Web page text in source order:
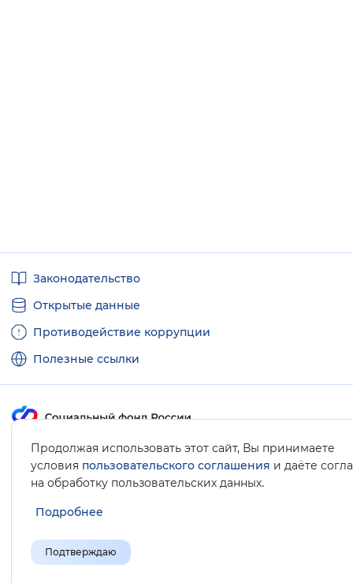
Продолжая использовать этот сайт, Вы принимаете
условия пользовательского соглашения и даёте
на обработку пользовательских данных.
Подробнее
Подтверждаю
ссылкиЗаконодательство
Открытые данные
Противодействие коррупции
Полезные ссылки
Карта сайта
© Социальный фонд России, 2008-2026